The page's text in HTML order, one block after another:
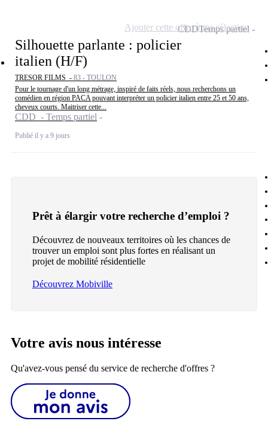
Silhouette parlante : policier
italien (H/F)
TRESOR FILMS - 83 - TOULON
Pour le tournage d'un long métrage, inspiré de faits réels, nous recherchons un
comédien en région PACA pouvant interpréter un policier italien entre 25 et 50 ans,
cheveux courts. Maitriser cette...
CDD - Temps partiel
Publié il y a 9 jours
CDDTemps partiel
Ajouter cette offre à ma sélection
Prêt à élargir votre recherche d’emploi ?
Découvrez de nouveaux territoires où les chances de
trouver un emploi sont plus fortes en réalisant un
projet de mobilité résidentielle
Découvrez Mobiville
Votre avis nous intéresse
Qu'avez-vous pensé du service de recherche d'offres ?